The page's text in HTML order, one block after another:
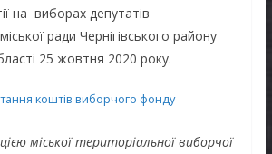
на виборах депутатів
ради Чернігівського району
25 жовтня 2020 року.
коштів виборчого фонду
міської територіальної виборчої